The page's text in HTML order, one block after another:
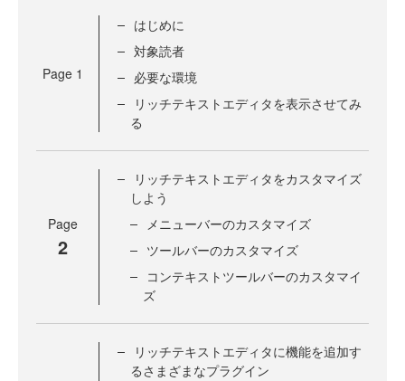
Page 1
はじめに
対象読者
必要な環境
リッチテキストエディタを表示させてみ
る
Page
2
リッチテキストエディタをカスタマイズ
しよう
メニューバーのカスタマイズ
ツールバーのカスタマイズ
コンテキストツールバーのカスタマイ
ズ
リッチテキストエディタに機能を追加す
るさまざまなプラグイン